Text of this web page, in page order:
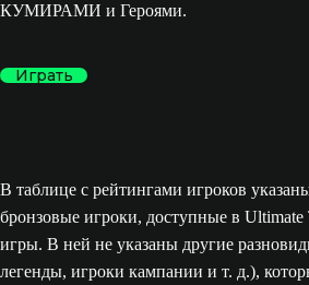
КУМИРАМИ и Героями.
Играть
В таблице с рейтингами игроков
бронзовые игроки, доступные в Ultimate
игры. В ней не указаны другие
легенды, игроки кампании и т. д.),